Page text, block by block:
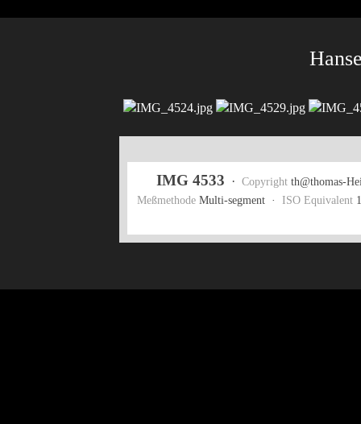
IMG 4533 · Copyrightth@thomas-
Meßmethode Multi-segment · ISO Equivalent